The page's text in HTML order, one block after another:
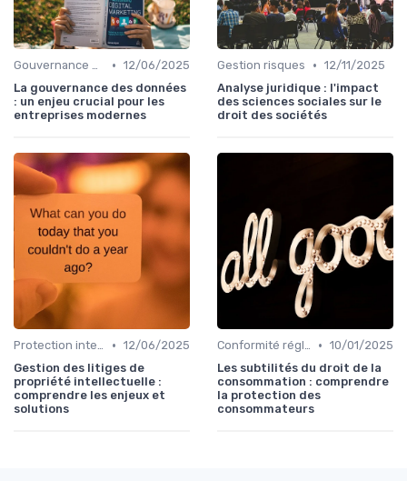
Gouvernance d'entreprise • 12/06/2025
La gouvernance des données
: un enjeu crucial pour les
entreprises modernes
Gestion risques • 12/11/2025
Analyse juridique : l'impact
des sciences sociales sur le
droit des sociétés
Protection intellectuelle • 12/06/2025
Gestion des litiges de
propriété intellectuelle :
comprendre les enjeux et
solutions
Conformité réglementaire • 10/01/2025
Les subtilités du droit de la
consommation : comprendre
la protection des
consommateurs